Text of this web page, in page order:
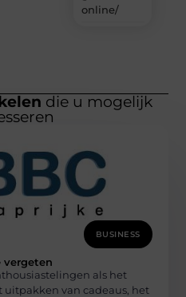
online/
die u mogelijk
BUSINESS
vergeten
als het
van cadeaus, het